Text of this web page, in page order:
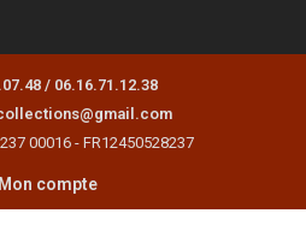
/ 06.16.71.12.38
00016 - FR12450528237
Mon compte